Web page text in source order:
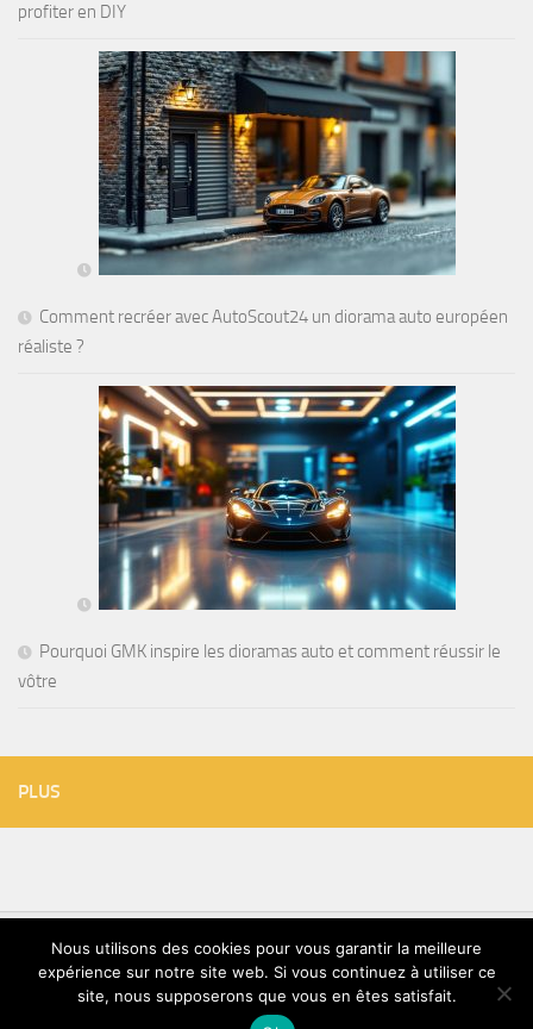
profiter en DIY
Comment recréer avec AutoScout24 un diorama auto européen
réaliste ?
Pourquoi GMK inspire les dioramas auto et comment réussir le
vôtre
PLUS
TVT © 2026. Tous droits réservés.
Nous utilisons des cookies pour vous garantir la meilleure
expérience sur notre site web. Si vous continuez à utiliser ce
site, nous supposerons que vous en êtes satisfait.